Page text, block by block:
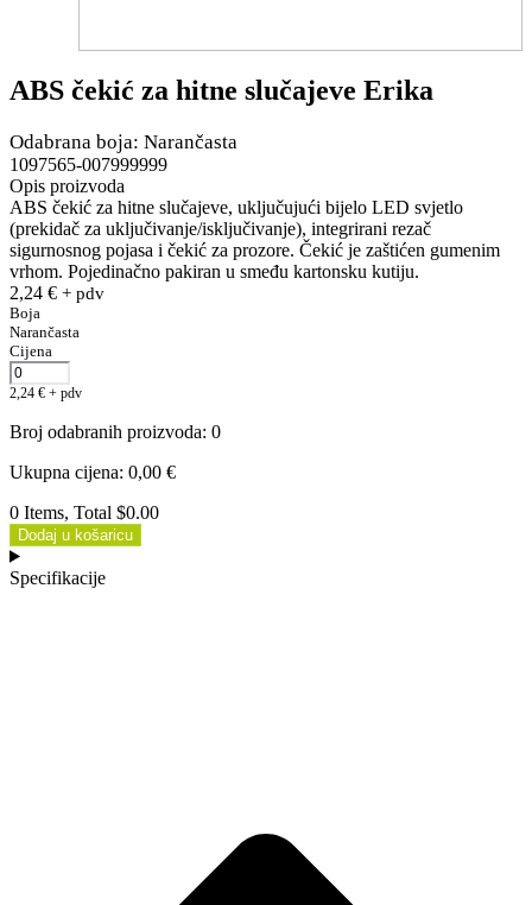
ABS čekić za hitne slučajeve Erika
Odabrana boja: Narančasta
1097565-007999999
Opis proizvoda
ABS čekić za hitne slučajeve, uključujući bijelo LED svjetlo
(prekidač za uključivanje/isključivanje), integrirani rezač
sigurnosnog pojasa i čekić za prozore. Čekić je zaštićen gumenim
vrhom. Pojedinačno pakiran u smeđu kartonsku kutiju.
2,24 € + pdv
Boja
Narančasta
Cijena
2,24 € + pdv
Broj odabranih proizvoda: 0
Ukupna cijena: 0,00 €
0 Items, Total $0.00
Dodaj u košaricu
Specifikacije